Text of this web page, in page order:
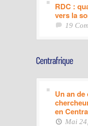
RDC :
vers la
19
Un an
en
Mai